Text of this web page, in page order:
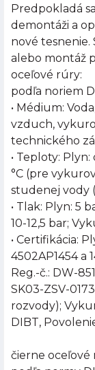
Predpokladá
demontáži a
nové
alebo montáž
oceľové rúry:
podľa noriem
• Médium:
vzduch,
technického
• Teploty: Plyn:
°C (pre
studenej vody
• Tlak: Plyn: 5
10-12,5 bar;
• Certifikácia:
4502AP1454 a
Reg.-č.: DW-
SK03-ZSV-
rozvody);
DIBT,
čierne oceľové